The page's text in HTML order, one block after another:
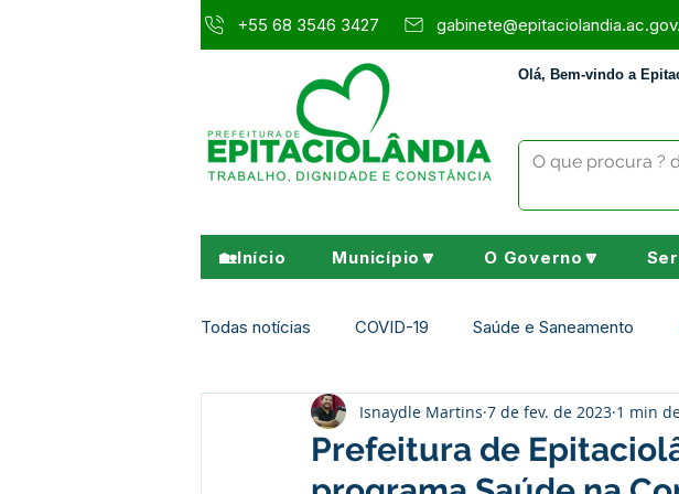
+55 68 3546 3427
Olá, Bem-vindo a
🏡Início Município🔽 O Governo🔽
Todas notícias COVID-19 Saúde e Saneamento
Agricultura e Meio Ambiente Assistência Social
Prefeitura de
Isnaydle Martins 7 de fev. de 2023 1 min